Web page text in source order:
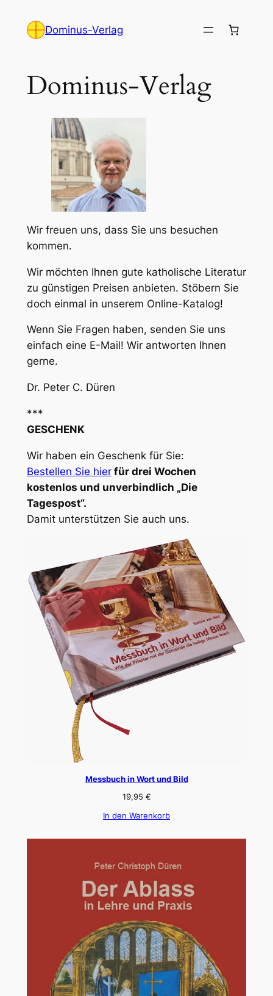
Inhalt
Dominus-Verlag
Dominus-Verlag
Wir freuen uns, dass Sie uns besuchen
kommen.
Wir möchten Ihnen gute katholische Literatur
zu günstigen Preisen anbieten. Stöbern Sie
doch einmal in unserem Online-Katalog!
Wenn Sie Fragen haben, senden Sie uns
einfach eine E-Mail! Wir antworten Ihnen
gerne.
Dr. Peter C. Düren
***
GESCHENK
Wir haben ein Geschenk für Sie:
Bestellen Sie hier für drei Wochen
kostenlos und unverbindlich „Die
Tagespost“.
Damit unterstützen Sie auch uns.
Messbuch in Wort und Bild
19,95 €
In den Warenkorb